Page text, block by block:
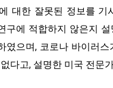
대한 잘못된 정보를 기
구에 적합하지 않은지
으며, 코로나 바이러
다고, 설명한 미국 전문